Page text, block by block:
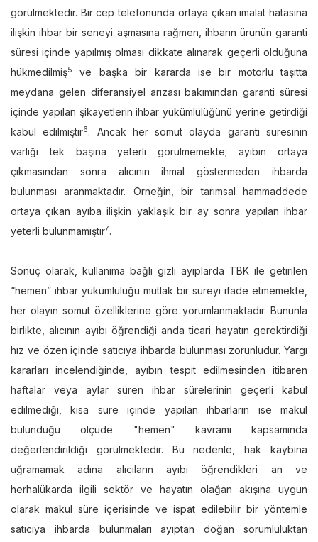
görülmektedir. Bir cep telefonunda ortaya çıkan imalat hatasına
ilişkin ihbar bir seneyi aşmasına rağmen, ihbarın ürünün garanti
süresi içinde yapılmış olması dikkate alınarak geçerli olduğuna
hükmedilmiş5
ve başka bir kararda ise bir motorlu taşıtta
meydana gelen diferansiyel arızası bakımından garanti süresi
içinde yapılan şikayetlerin ihbar yükümlülüğünü yerine getirdiği
kabul edilmiştir6. Ancak her somut olayda garanti süresinin
varlığı tek başına yeterli görülmemekte; ayıbın ortaya
çıkmasından sonra alıcının ihmal göstermeden ihbarda
bulunması aranmaktadır. Örneğin, bir tarımsal hammaddede
ortaya çıkan ayıba ilişkin yaklaşık bir ay sonra yapılan ihbar
yeterli bulunmamıştır7.
Sonuç olarak, kullanıma bağlı gizli ayıplarda TBK ile getirilen
“hemen” ihbar yükümlülüğü mutlak bir süreyi ifade etmemekte,
her olayın somut özelliklerine göre yorumlanmaktadır. Bununla
birlikte, alıcının ayıbı öğrendiği anda ticari hayatın gerektirdiği
hız ve özen içinde satıcıya ihbarda bulunması zorunludur. Yargı
kararları incelendiğinde, ayıbın tespit edilmesinden itibaren
haftalar veya aylar süren ihbar sürelerinin geçerli kabul
edilmediği, kısa süre içinde yapılan ihbarların ise makul
bulunduğu ölçüde "hemen" kavramı kapsamında
değerlendirildiği görülmektedir. Bu nedenle, hak kaybına
uğramamak adına alıcıların ayıbı öğrendikleri an ve
herhalükarda ilgili sektör ve hayatın olağan akışına uygun
olarak makul süre içerisinde ve ispat edilebilir bir yöntemle
satıcıya ihbarda bulunmaları ayıptan doğan sorumluluktan